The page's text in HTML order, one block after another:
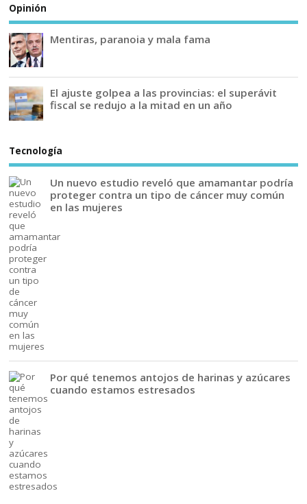
Opinión
Mentiras, paranoia y mala fama
El ajuste golpea a las provincias: el superávit
fiscal se redujo a la mitad en un año
Tecnología
Un nuevo estudio reveló que amamantar podría
proteger contra un tipo de cáncer muy común
en las mujeres
Por qué tenemos antojos de harinas y azúcares
cuando estamos estresados